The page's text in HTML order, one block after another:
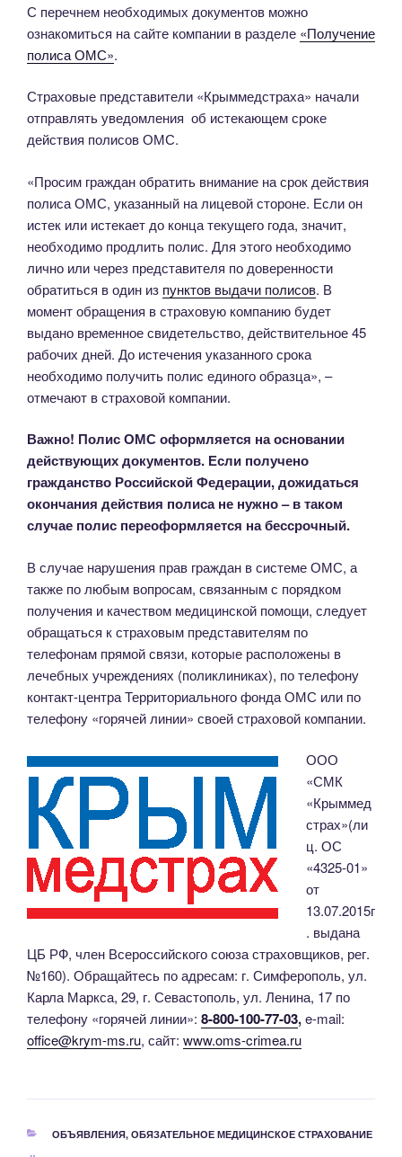
С перечнем необходимых документов можно
ознакомиться на сайте компании в разделе «Получение
полиса ОМС».
Страховые представители «Крыммедстраха» начали
отправлять уведомления об истекающем сроке
действия полисов ОМС.
«Просим граждан обратить внимание на срок действия
полиса ОМС, указанный на лицевой стороне. Если он
истек или истекает до конца текущего года, значит,
необходимо продлить полис. Для этого необходимо
лично или через представителя по доверенности
обратиться в один из пунктов выдачи полисов. В
момент обращения в страховую компанию будет
выдано временное свидетельство, действительное 45
рабочих дней. До истечения указанного срока
необходимо получить полис единого образца», –
отмечают в страховой компании.
Важно! Полис ОМС оформляется на основании
действующих документов. Если получено
гражданство Российской Федерации, дожидаться
окончания действия полиса не нужно – в таком
случае полис переоформляется на бессрочный.
В случае нарушения прав граждан в системе ОМС, а
также по любым вопросам, связанным с порядком
получения и качеством медицинской помощи, следует
обращаться к страховым представителям по
телефонам прямой связи, которые расположены в
лечебных учреждениях (поликлиниках), по телефону
контакт-центра Территориального фонда ОМС или по
телефону «горячей линии» своей страховой компании.
ООО
«СМК
«Крыммед
страх»(ли
ц. ОС
«4325-01»
от
13.07.2015г
. выдана
ЦБ РФ, член Всероссийского союза страховщиков, рег.
№160). Обращайтесь по адресам: г. Симферополь, ул.
Карла Маркса, 29, г. Севастополь, ул. Ленина, 17 по
телефону «горячей линии»: 8-800-100-77-03,e-mail:
office@krym-ms.ru, сайт: www.oms-crimea.ru
РУБРИКИ
ОБЪЯВЛЕНИЯ, ОБЯЗАТЕЛЬНОЕ МЕДИЦИНСКОЕ СТРАХОВАНИЕ